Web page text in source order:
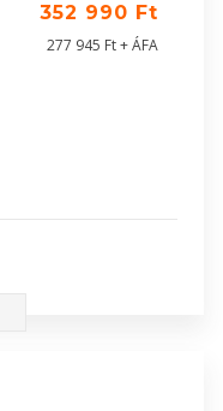
352 990 Ft
277 945 Ft + ÁFA